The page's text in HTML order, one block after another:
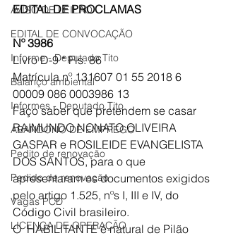
AVISO DE LEILÃO
EDITAL DE CONVOCAÇÃO
Informe - Deputado Tito
Balanço ambiental
Informes - Deputado Tito
ABANDONO DE EMPREGO
Pedito de renovação
Pedido de renovação
Vagas PCD
LICENÇA DE OPERAÇÃO
EDITAL DE PROCLAMAS
Nº 3986
Livro D-9 * Fls. 86
Matrícula nº 131607 01 55 2018 6
00009 086 0003986 13
Faço saber que pretendem se casar
RAIMUNDO NONATO OLIVEIRA
GASPAR e ROSILEIDE EVANGELISTA
DOS SANTOS, para o que
apresentaram os documentos exigidos
pelo artigo 1.525, nºs I, III e IV, do
Código Civil brasileiro.
O  HABILITANTE é natural de Pilão